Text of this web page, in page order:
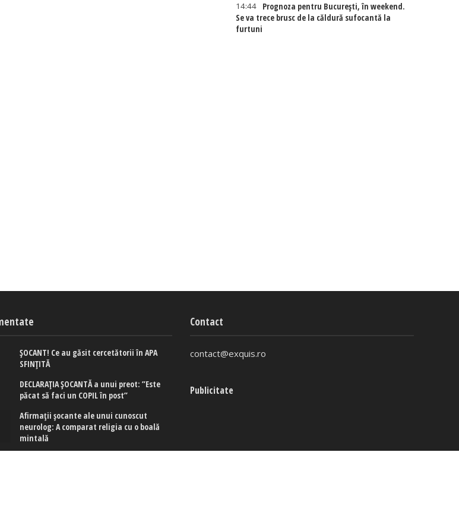
14:44
Prognoza pentru București, în weekend.
Se va trece brusc de la căldură sufocantă la
furtuni
ȘOCANT! Ce au găsit cercetătorii în APA
SFINȚITĂ
DECLARAȚIA ȘOCANTĂ a unui preot: ”Este
păcat să faci un COPIL în post”
Afirmaţii şocante ale unui cunoscut
neurolog: A comparat religia cu o boală
mintală
Contact
contact@exquis.ro
Publicitate